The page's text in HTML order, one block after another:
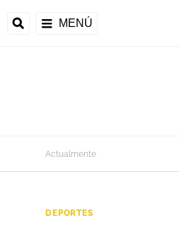
MENÚ
Actualmente
DEPORTES